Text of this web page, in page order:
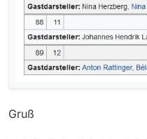
Gruß